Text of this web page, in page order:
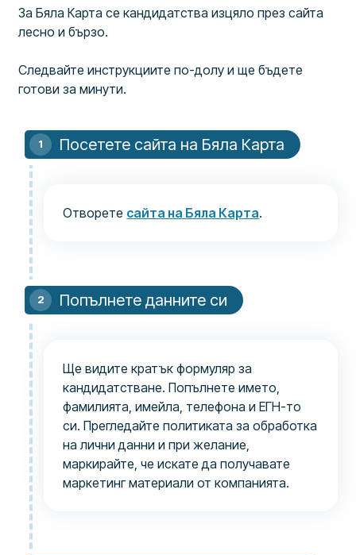
За Бяла Карта се кандидатства изцяло през сайта
лесно и бързо.
Следвайте инструкциите по-долу и ще бъдете
готови за минути.
Посетете сайта на Бяла Карта
Отворете сайта на Бяла Карта.
Попълнете данните си
Ще видите кратък формуляр за
кандидатстване. Попълнете името,
фамилията, имейла, телефона и ЕГН-то
си. Прегледайте политиката за обработка
на лични данни и при желание,
маркирайте, че искате да получавате
маркетинг материали от компанията.